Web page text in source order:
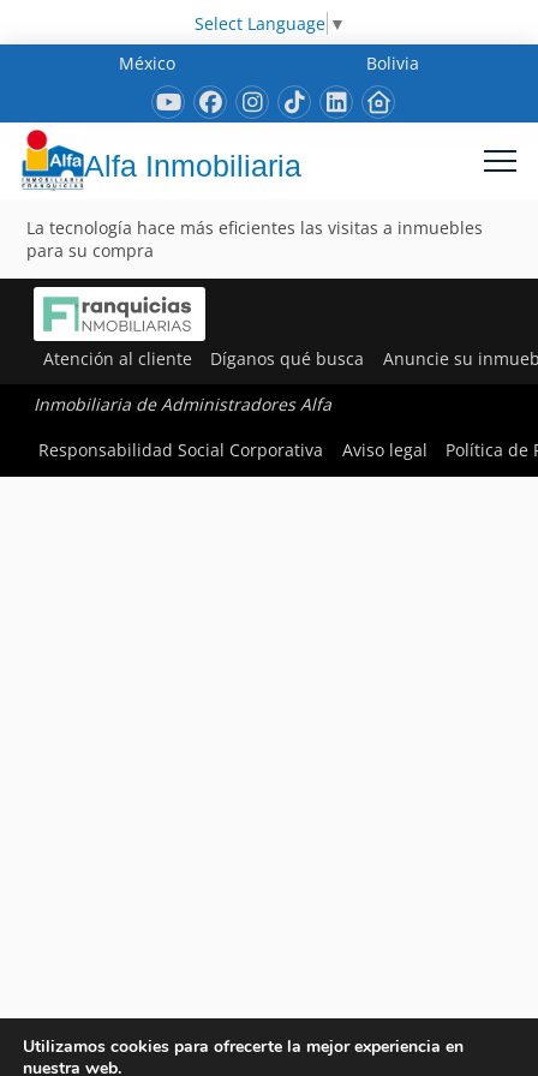
Select Language ▼
México
Bolivia
Alfa Inmobiliaria
La tecnología hace más eficientes las visitas a inmuebles
para su compra
Atención al cliente Díganos qué busca Anuncie su
Inmobiliaria de Administradores Alfa
Responsabilidad Social Corporativa
Aviso legal Política de
Utilizamos cookies para ofrecerte la mejor experiencia en
nuestra web.